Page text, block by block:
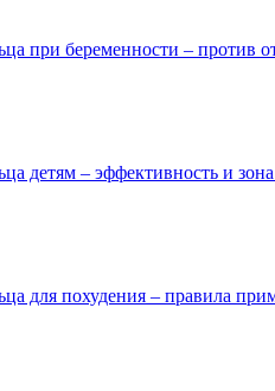
при беременности – против
детям – эффективность и
для похудения – правила